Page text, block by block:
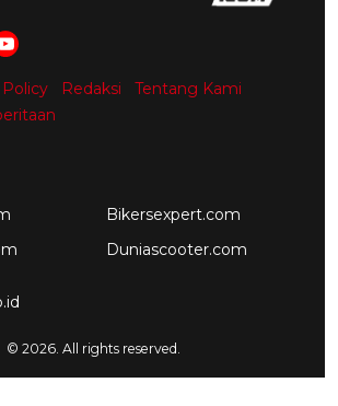
Policy Redaksi
Tentang Kami
Bikersexpert.com
Duniascooter.com
© 2026. All rights reserved.